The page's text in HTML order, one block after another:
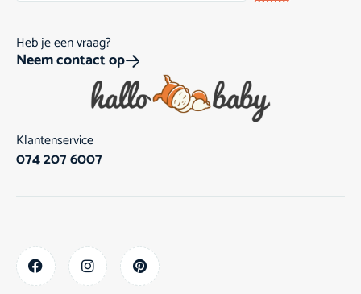
Heb je een vraag?
Neem contact op
Klantenservice
074 207 6007